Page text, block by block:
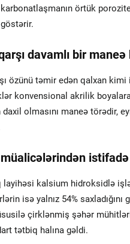
örtük
göstərir.
davamlı bir
özünü təmir edən qalxan
konvensional akrilik
olmasını maneə törədir,
layihəsi kalsium hidroksidlə
isə yalnız 54%
çirklənmiş şəhər
tətbiq halına gəldi.